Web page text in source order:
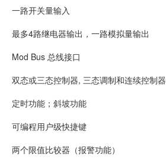
一路开关量输入
最多4路继电器输出，一路模拟量输出
Mod Bus 总线接口
双态或三态控制器, 三态调制和连续控制器
定时功能；斜坡功能
可编程用户级快捷键
两个限值比较器（报警功能）